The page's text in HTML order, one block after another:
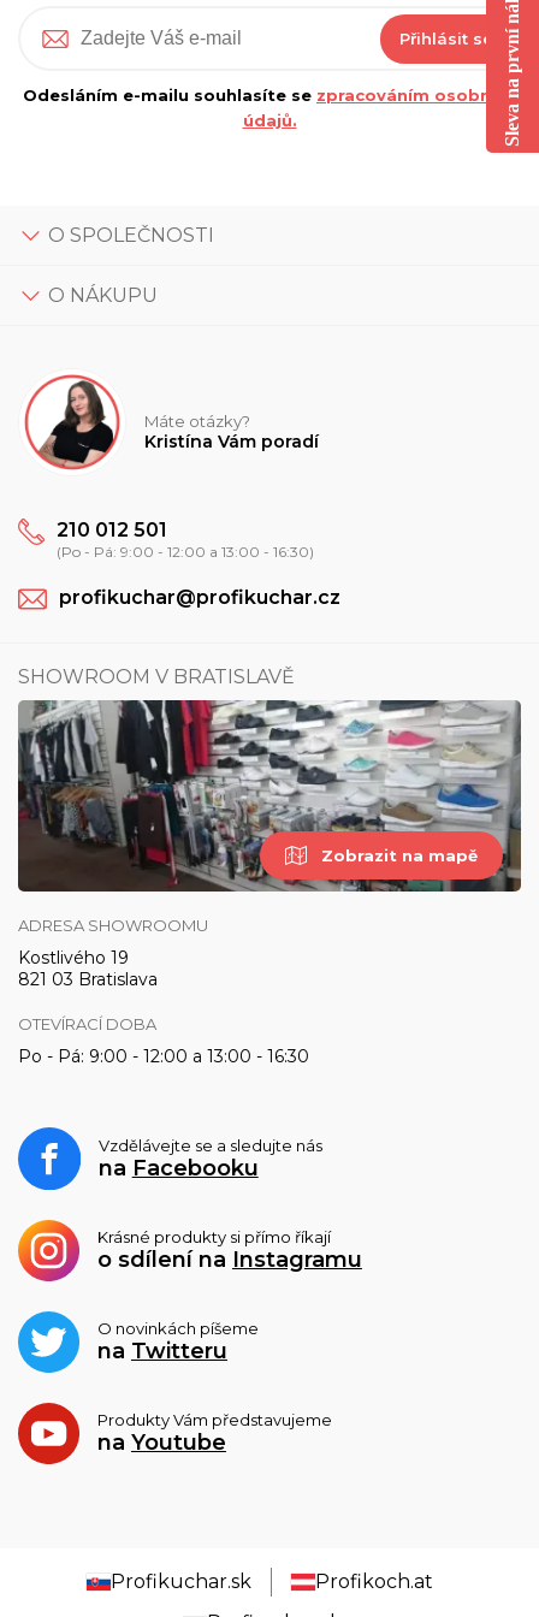
Přihlásit se
Odesláním e-mailu souhlasíte se zpracováním osobních
údajů.
O SPOLEČNOSTI
O NÁKUPU
Máte otázky?
Kristína Vám poradí
210 012 501
(Po - Pá: 9:00 - 12:00 a 13:00 - 16:30)
profikuchar@profikuchar.cz
SHOWROOM V BRATISLAVĚ
Zobrazit na mapě
ADRESA SHOWROOMU
Kostlivého 19
821 03 Bratislava
OTEVÍRACÍ DOBA
Po - Pá: 9:00 - 12:00 a 13:00 - 16:30
Vzdělávejte se a sledujte nás
na Facebooku
Krásné produkty si přímo říkají
o sdílení na Instagramu
O novinkách píšeme
na Twitteru
Produkty Vám představujeme
na Youtube
Profikuchar.sk
Profikoch.at
Sleva na první nákup